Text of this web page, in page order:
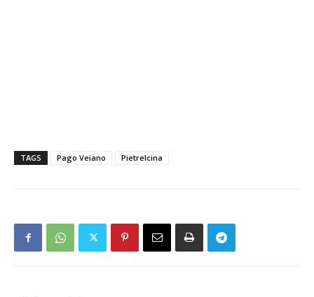
TAGS Pago Veiano Pietrelcina